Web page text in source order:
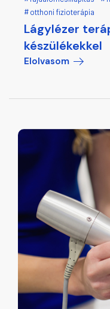
otthoni fizioterápia
Lágylézer
készülékekkel
Elolvasom